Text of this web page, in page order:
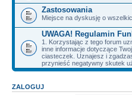
Zastosowania
Miejsce na dyskusję o
UWAGA! Regulamin
1. Korzystając z tego forum
inne informacje dotyczące
ciasteczek. Uznajesz i
przynieść negatywny skutek
ZALOGUJ